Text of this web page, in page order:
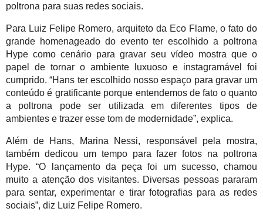
poltrona para suas redes sociais.
Para Luiz Felipe Romero, arquiteto da Eco Flame, o fato do
grande homenageado do evento ter escolhido a poltrona
Hype como cenário para gravar seu vídeo mostra que o
papel de tornar o ambiente luxuoso e instagramável foi
cumprido. “Hans ter escolhido nosso espaço para gravar um
conteúdo é gratificante porque entendemos de fato o quanto
a poltrona pode ser utilizada em diferentes tipos de
ambientes e trazer esse tom de modernidade”, explica.
Além de Hans, Marina Nessi, responsável pela mostra,
também dedicou um tempo para fazer fotos na poltrona
Hype. “O lançamento da peça foi um sucesso, chamou
muito a atenção dos visitantes. Diversas pessoas pararam
para sentar, experimentar e tirar fotografias para as redes
sociais”, diz Luiz Felipe Romero.